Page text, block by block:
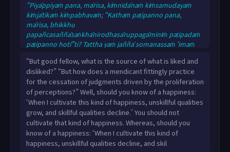
“Piyāppiyaṁ pana, mārisa, kiṁnidānaṁ kiṁsamudayaṁ
kiṁjātikaṁ kiṁpabhavaṁ; “Kathaṁ paṭipanno pana,
mārisa, bhikkhu
papañcasaññāsaṅkhānirodhasāruppagāminiṁ paṭipadaṁ
paṭipanno hotī”ti? Tattha yaṁ jaññā somanassaṁ ‘imaṁ
abhivaḍḍhanti, kusalā dhammā parihāyantī’ti, evarūpaṁ
somanassaṁ na sevitabbaṁ. Tattha yaṁ jaññā
somanassaṁ ‘imaṁ kho me somanassaṁ sevato akusalā
dhammā parihāyanti, kusalā dhammā abhivaḍḍhantī’ti,
evarūpaṁ somanassaṁ sevitabbaṁ. Tattha yañce
“But good fellow, what is the source of what is liked and
disliked?” “But how does a mendicant fittingly practice
for the cessation of judgments driven by the proliferation
of perceptions?” Well, should you know of a happiness:
‘When I cultivate this kind of happiness, unskillful qualities
grow, and skillful qualities decline.’ You should not
cultivate that kind of happiness. Whereas, should you
know of a happiness: ‘When I cultivate this kind of
happiness, unskillful qualities decline, and skil